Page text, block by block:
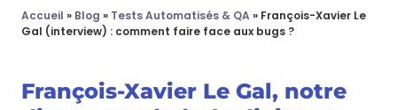
Accueil » Blog » Tests Automatisés & QA » François-Xavier Le
Gal (interview) : comment faire face aux bugs ?
François-Xavier Le Gal, notre